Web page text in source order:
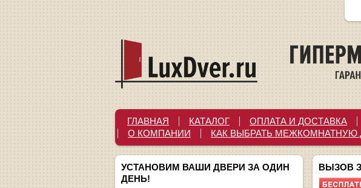
ГЛАВНАЯ КАТАЛОГ ОПЛАТА И ДОСТАВКА
О КОМПАНИИ
КАК ВЫБРАТЬ МЕЖКОМНАТНУЮ
УСТАНОВИМ ВАШИ ДВЕРИ ЗА ОДИН
ДЕНЬ!
ВЫЗОВ